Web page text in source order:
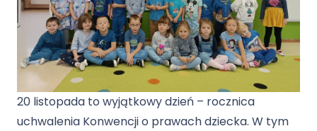
20 listopada to wyjątkowy dzień – rocznica
uchwalenia Konwencji o prawach dziecka. W tym